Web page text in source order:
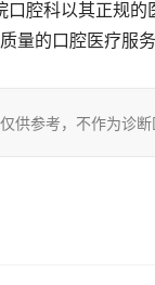
量的口腔医疗服
供参考，不作为诊